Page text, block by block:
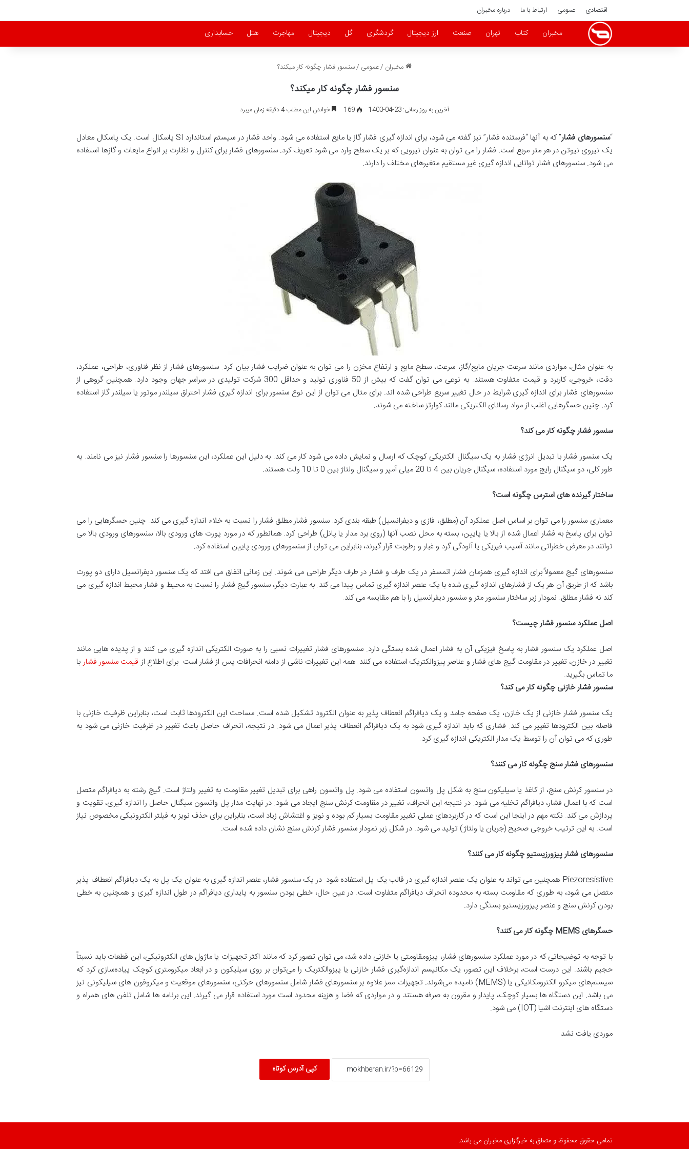
اقتصادی عمومی ارتباط با ما درباره مخبران
مخبران کتاب تهران صنعت ارز دیجیتال گردشگری گل دیجیتال مهاجرت هتل حسابداری
مخبران /عمومی /سنسور فشار چگونه کار میکند؟
سنسور فشار چگونه کار میکند؟
آخرین به روز رسانی: 23-04-1403 169 خواندن این مطلب 4 دقیقه زمان میبرد
“سنسورهای فشار
” که به آنها “فرستنده فشار” نیز گفته می شود، برای اندازه گیری فشار گاز یا مایع استفاده می شود. واحد فشار در سیستم استاندارد SI پاسکال است. یک پاسکال معادل
یک نیروی نیوتن در هر متر مربع است. فشار را می توان به عنوان نیرویی که بر یک سطح وارد می شود تعریف کرد. سنسورهای فشار برای کنترل و نظارت بر انواع مایعات و گازها استفاده
می شود. سنسورهای فشار توانایی اندازه گیری غیر مستقیم متغیرهای مختلف را دارند.
به عنوان مثال، مواردی مانند سرعت جریان مایع/گاز، سرعت، سطح مایع و ارتفاع مخزن را می توان به عنوان ضرایب فشار بیان کرد. سنسورهای فشار از نظر فناوری، طراحی، عملکرد،
دقت، خروجی، کاربرد و قیمت متفاوت هستند. به نوعی می توان گفت که بیش از 50 فناوری تولید و حداقل 300 شرکت تولیدی در سراسر جهان وجود دارد. همچنین گروهی از
سنسورهای فشار برای اندازه گیری شرایط در حال تغییر سریع طراحی شده اند. برای مثال می توان از این نوع سنسور برای اندازه گیری فشار احتراق سیلندر موتور یا سیلندر گاز استفاده
کرد. چنین حسگرهایی اغلب از مواد رسانای الکتریکی مانند کوارتز ساخته می شوند.
سنسور فشار چگونه کار می کند؟
یک سنسور فشار با تبدیل انرژی فشار به یک سیگنال الکتریکی کوچک که ارسال و نمایش داده می شود کار می کند. به دلیل این عملکرد، این سنسورها را سنسور فشار نیز می نامند. به
طور کلی، دو سیگنال رایج مورد استفاده، سیگنال جریان بین 4 تا 20 میلی آمپر و سیگنال ولتاژ بین 0 تا 10 ولت هستند.
ساختار گیرنده های استرس چگونه است؟
معماری سنسور را می توان بر اساس اصل عملکرد آن (مطلق، فازی و دیفرانسیل) طبقه بندی کرد. سنسور فشار مطلق فشار را نسبت به خلاء اندازه گیری می کند. چنین حسگرهایی را می
توان برای پاسخ به فشار اعمال شده از بالا یا پایین، بسته به محل نصب آنها (روی برد مدار یا پانل) طراحی کرد. همانطور که در مورد پورت های ورودی بالا، سنسورهای ورودی بالا می
توانند در معرض خطراتی مانند آسیب فیزیکی یا آلودگی گرد و غبار و رطوبت قرار گیرند، بنابراین می توان از سنسورهای ورودی پایین استفاده کرد.
سنسورهای گیج معمولاً برای اندازه گیری همزمان فشار اتمسفر در یک طرف و فشار در طرف دیگر طراحی می شوند. این زمانی اتفاق می افتد که یک سنسور دیفرانسیل دارای دو پورت
باشد که از طریق آن هر یک از فشارهای اندازه گیری شده با یک عنصر اندازه گیری تماس پیدا می کند. به عبارت دیگر، سنسور گیج فشار را نسبت به محیط و فشار محیط اندازه گیری می
کند نه فشار مطلق. نمودار زیر ساختار سنسور متر و سنسور دیفرانسیل را با هم مقایسه می کند.
اصل عملکرد سنسور فشار چیست؟
اصل عملکرد یک سنسور فشار به پاسخ فیزیکی آن به فشار اعمال شده بستگی دارد. سنسورهای فشار تغییرات نسبی را به صورت الکتریکی اندازه گیری می کنند و از پدیده هایی مانند
تغییر در خازن، تغییر در مقاومت گیج های فشار و عناصر پیزوالکتریک استفاده می کنند. همه این تغییرات ناشی از دامنه انحرافات پس از فشار است. برای اطلاع از قیمت سنسور فشاربا
ما تماس بگیرید.
سنسور فشار خازنی چگونه کار می کند؟
یک سنسور فشار خازنی از یک خازن، یک صفحه جامد و یک دیافراگم انعطاف پذیر به عنوان الکترود تشکیل شده است. مساحت این الکترودها ثابت است، بنابراین ظرفیت خازنی با
فاصله بین الکترودها تغییر می کند. فشاری که باید اندازه گیری شود به یک دیافراگم انعطاف پذیر اعمال می شود. در نتیجه، انحراف حاصل باعث تغییر در ظرفیت خازنی می شود به
طوری که می توان آن را توسط یک مدار الکتریکی اندازه گیری کرد.
سنسورهای فشار سنج چگونه کار می کنند؟
در سنسور کرنش سنج، از کاغذ یا سیلیکون سنج به شکل پل واتسون استفاده می شود. پل واتسون راهی برای تبدیل تغییر مقاومت به تغییر ولتاژ است. گیج رشته به دیافراگم متصل
است که با اعمال فشار، دیافراگم تخلیه می شود. در نتیجه این انحراف، تغییر در مقاومت کرنش سنج ایجاد می شود. در نهایت مدار پل واتسون سیگنال حاصل را اندازه گیری، تقویت و
پردازش می کند. نکته مهم در اینجا این است که در کاربردهای عملی تغییر مقاومت بسیار کم بوده و نویز و اغتشاش زیاد است، بنابراین برای حذف نویز به فیلتر الکترونیکی مخصوص نیاز
است. به این ترتیب خروجی صحیح (جریان یا ولتاژ) تولید می شود. در شکل زیر نمودار سنسور فشار کرنش سنج نشان داده شده است.
سنسورهای فشار پیزورزیستیو چگونه کار می کنند؟
Piezoresistive همچنین می تواند به عنوان یک عنصر اندازه گیری در قالب یک پل استفاده شود. در یک سنسور فشار، عنصر اندازه گیری به عنوان یک پل به یک دیافراگم انعطاف پذیر
متصل می شود، به طوری که مقاومت بسته به محدوده انحراف دیافراگم متفاوت است. در عین حال، خطی بودن سنسور به پایداری دیافراگم در طول اندازه گیری و همچنین به خطی
بودن کرنش سنج و عنصر پیزورزیستیو بستگی دارد.
حسگرهای MEMS چگونه کار می کنند؟
با توجه به توضیحاتی که در مورد عملکرد سنسورهای فشار، پیزومقاومتی یا خازنی داده شد، می توان تصور کرد که مانند اکثر تجهیزات یا ماژول های الکترونیکی، این قطعات باید نسبتاً
حجیم باشند. این درست است، برخلاف این تصور، یک مکانیسم اندازه‌گیری فشار خازنی یا پیزوالکتریک را می‌توان بر روی سیلیکون و در ابعاد میکرومتری کوچک پیاده‌سازی کرد که
سیستم‌های میکرو الکترومکانیکی یا (MEMS) نامیده می‌شوند. تجهیزات ممز علاوه بر سنسورهای فشار شامل سنسورهای حرکتی، سنسورهای موقعیت و میکروفون های سیلیکونی نیز
می باشد. این دستگاه ها بسیار کوچک، پایدار و مقرون به صرفه هستند و در مواردی که فضا و هزینه محدود است مورد استفاده قرار می گیرند. این برنامه ها شامل تلفن های همراه و
دستگاه های اینترنت اشیا (IOT) می شود.
موردی یافت نشد
کپی آدرس کوتاه
تمامی حقوق محفوظ و متعلق به خبرگزاری مخبران می باشد.